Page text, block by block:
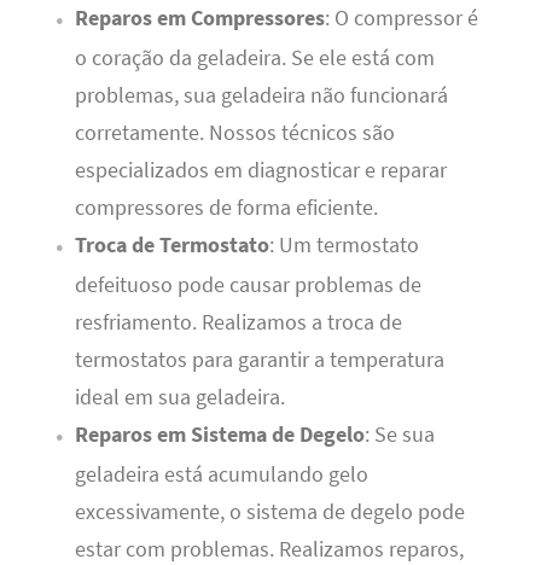
Reparos em Compressores: O compressor é
o coração da geladeira. Se ele está com
problemas, sua geladeira não funcionará
corretamente. Nossos técnicos são
especializados em diagnosticar e reparar
compressores de forma eficiente.
Troca de Termostato: Um termostato
defeituoso pode causar problemas de
resfriamento. Realizamos a troca de
termostatos para garantir a temperatura
ideal em sua geladeira.
Reparos em Sistema de Degelo: Se sua
geladeira está acumulando gelo
excessivamente, o sistema de degelo pode
estar com problemas. Realizamos reparos,